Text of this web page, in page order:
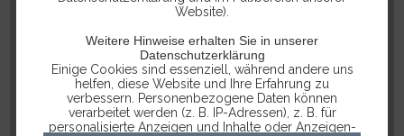
Website).
Weitere Hinweise erhalten Sie in unserer
Datenschutzerklärung
Einige Cookies sind essenziell, während andere uns
helfen, diese Website und Ihre Erfahrung zu
verbessern. Personenbezogene Daten können
verarbeitet werden (z. B. IP-Adressen), z. B. für
personalisierte Anzeigen und Inhalte oder Anzeigen-